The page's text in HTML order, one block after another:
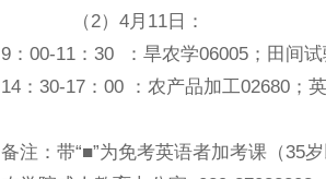
（2）4月11日：
9：00-11：30 ：旱农学06005；田间
14：30-17：00 ：农产品加工02680；
备注：带“■”为免考英语者加考课（35